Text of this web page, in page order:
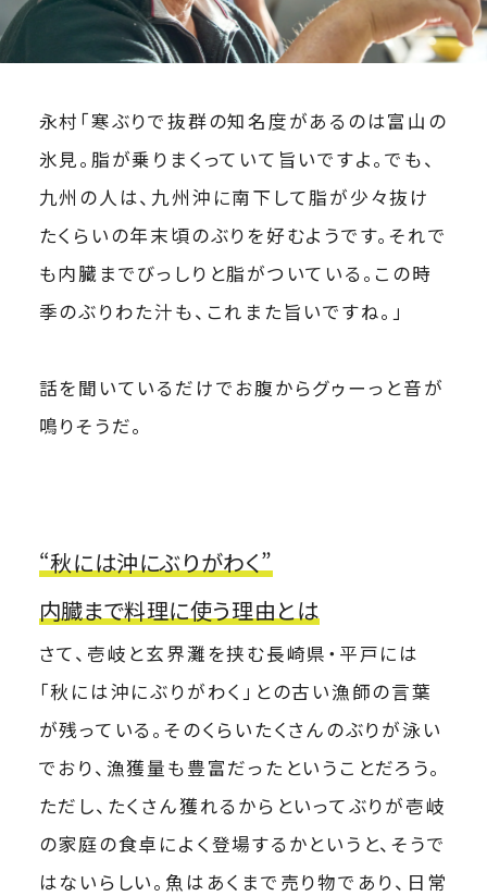
永村「寒ぶりで抜群の知名度があるのは富山の
氷見。脂が乗りまくっていて旨いですよ。でも、
九州の人は、九州沖に南下して脂が少々抜け
たくらいの年末頃のぶりを好むようです。それで
も内臓までびっしりと脂がついている。この時
季のぶりわた汁も、これまた旨いですね。」
話を聞いているだけでお腹からグゥーっと音が
鳴りそうだ。
“秋には沖にぶりがわく”
内臓まで料理に使う理由とは
さて、壱岐と玄界灘を挟む長崎県・平戸には
「秋には沖にぶりがわく」との古い漁師の言葉
が残っている。そのくらいたくさんのぶりが泳い
でおり、漁獲量も豊富だったということだろう。
ただし、たくさん獲れるからといってぶりが壱岐
の家庭の食卓によく登場するかというと、そうで
はないらしい。魚はあくまで売り物であり、日常